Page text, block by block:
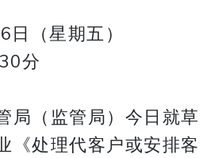
（星期五）
分
局（监管局）今日就草
《处理代客户或安排客